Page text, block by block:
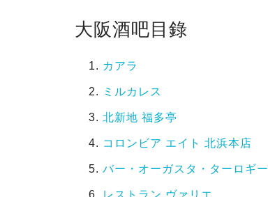
大阪酒吧目錄
カアラ
ミルカレス
北新地 福多亭
コロンビア エイト 北浜本店
バー・オーガスタ・ターロギー
レストラン ヴァリエ